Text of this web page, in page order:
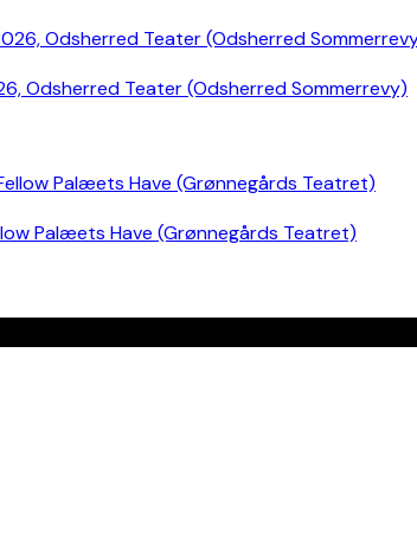
Odsherred Teater (Odsherred Sommerrevy)
Palæets Have (Grønnegårds Teatret)